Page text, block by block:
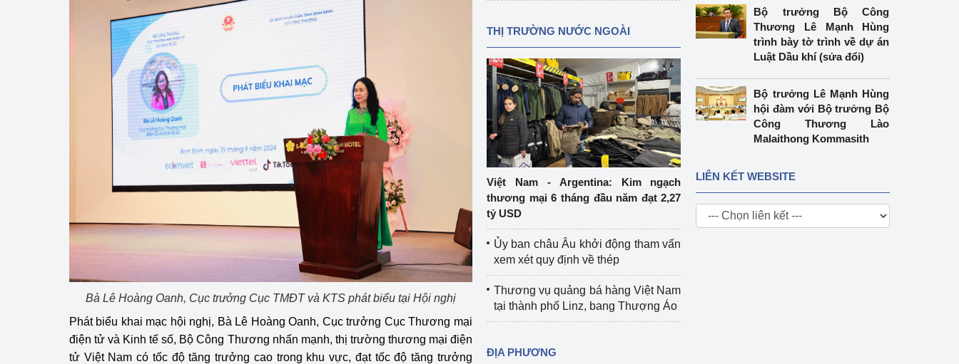
Tổ chức kiểm định
Tổ chức kiểm định kỹ thuật an toàn lao
động thuộc thẩm quyền quản lý của
Bộ Công Thương
Tổ chức được cấp GCN đăng ký, hoạt
động kiểm định thiết bị, dụng cụ điện
làm việc ở môi trường không có nguy
hiểm khí, bụi nổ
Cơ sở sản xuất, sửa chữa chai chứa
LPG
Tổ chức huấn luyện, bồi dưỡng
nghiệp vụ kiểm định kỹ thuật an toàn
Văn hóa ngành Công Thương
Tái cơ cấu ngành Công Thương
Quản lý thị trường
Sử dụng năng lượng tiết kiệm và
hiệu quả
Hiệu quả năng lượng
Khoa học, công nghệ và đổi mới sáng
tạo
Thông báo
Bảo vệ môi trường Video bảo vệ môi trường
Album ảnh bảo vệ môi trường
Văn bản về môi trường
Đọc báo giúp bạn
Bảo vệ nền tảng tư tưởng của Đảng
Doanh nghiệp - Người dân
Xúc tiến thương mại Khu vực miền Bắc
Bà Lê Hoàng Oanh, Cục trưởng Cục TMĐT và KTS phát biểu tại Hội nghị
Phát biểu khai mạc hội nghị, Bà Lê Hoàng Oanh, Cục trưởng Cục Thương mại
điện tử và Kinh tế số, Bộ Công Thương nhấn mạnh, thị trường thương mại điện
tử Việt Nam có tốc độ tăng trưởng cao trong khu vực, đạt tốc độ tăng trưởng
THỊ TRƯỜNG NƯỚC NGOÀI
Việt Nam - Argentina: Kim ngạch
thương mại 6 tháng đầu năm đạt 2,27
tỷ USD
Ủy ban châu Âu khởi động tham vấn
xem xét quy định về thép
Thương vụ quảng bá hàng Việt Nam
tại thành phố Linz, bang Thượng Áo
ĐỊA PHƯƠNG
Bộ trưởng Bộ Công
Thương Lê Mạnh Hùng
trình bày tờ trình về dự án
Luật Dầu khí (sửa đổi)
Bộ trưởng Lê Mạnh Hùng
hội đàm với Bộ trưởng Bộ
Công Thương Lào
Malaithong Kommasith
LIÊN KẾT WEBSITE